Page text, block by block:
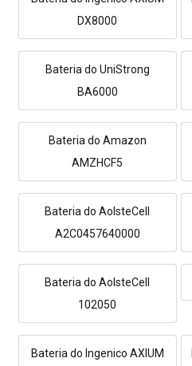
DX8000
Bateria do UniStrong
BA6000
Bateria do Amazon
AMZHCF5
Bateria do AolsteCell
A2C0457640000
Bateria do AolsteCell
102050
Bateria do Ingenico AXIUM